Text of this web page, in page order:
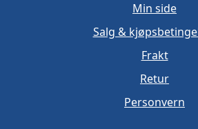
Min side
Salg &
Frakt
Retur
Personvern